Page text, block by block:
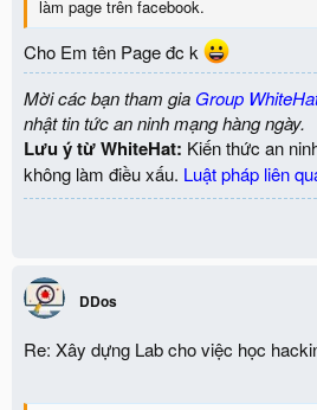
làm page trên facebook.
Cho Em tên Page đc k
Mời các bạn tham gia Group
nhật tin tức an ninh mạng hàng ngày.
Lưu ý từ WhiteHat: Kiến thức an
không làm điều xấu. Luật pháp liên
DDos
Re: Xây dựng Lab cho việc học